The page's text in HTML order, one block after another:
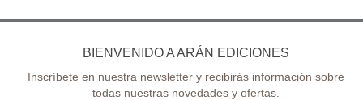
BIENVENIDO A ARÁN EDICIONES
Inscríbete en nuestra newsletter y recibirás información sobre
todas nuestras novedades y ofertas.